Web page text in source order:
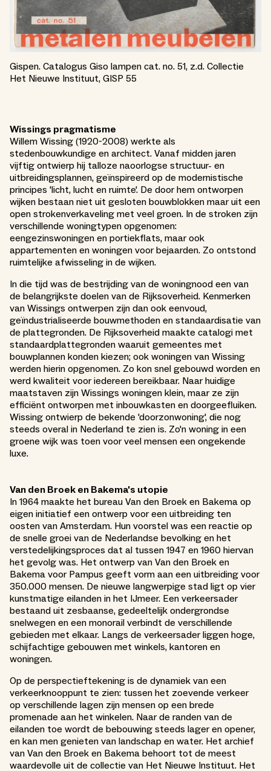
Gispen. Catalogus Giso lampen cat. no. 51, z.d. Collectie
Het Nieuwe Instituut, GISP 55
Wissings pragmatisme
Willem Wissing (1920-2008) werkte als
stedenbouwkundige en architect. Vanaf midden jaren
vijftig ontwierp hij talloze naoorlogse structuur- en
uitbreidingsplannen, geïnspireerd op de modernistische
principes 'licht, lucht en ruimte'. De door hem ontworpen
wijken bestaan niet uit gesloten bouwblokken maar uit een
open strokenverkaveling met veel groen. In de stroken zijn
verschillende woningtypen opgenomen:
eengezinswoningen en portiekflats, maar ook
appartementen en woningen voor bejaarden. Zo ontstond
ruimtelijke afwisseling in de wijken.
In die tijd was de bestrijding van de woningnood een van
de belangrijkste doelen van de Rijksoverheid. Kenmerken
van Wissings ontwerpen zijn dan ook eenvoud,
geïndustrialiseerde bouwmethoden en standaardisatie van
de plattegronden. De Rijksoverheid maakte catalogi met
standaardplattegronden waaruit gemeentes met
bouwplannen konden kiezen; ook woningen van Wissing
werden hierin opgenomen. Zo kon snel gebouwd worden en
werd kwaliteit voor iedereen bereikbaar. Naar huidige
maatstaven zijn Wissings woningen klein, maar ze zijn
efficiënt ontworpen met inbouwkasten en doorgeefluiken.
Wissing ontwierp de bekende 'doorzonwoning', die nog
steeds overal in Nederland te zien is. Zo'n woning in een
groene wijk was toen voor veel mensen een ongekende
luxe.
Van den Broek en Bakema's utopie
In 1964 maakte het bureau Van den Broek en Bakema op
eigen initiatief een ontwerp voor een uitbreiding ten
oosten van Amsterdam. Hun voorstel was een reactie op
de snelle groei van de Nederlandse bevolking en het
verstedelijkingsproces dat al tussen 1947 en 1960 hiervan
het gevolg was. Het ontwerp van Van den Broek en
Bakema voor Pampus geeft vorm aan een uitbreiding voor
350.000 mensen. De nieuwe langwerpige stad ligt op vier
kunstmatige eilanden in het IJmeer. Een verkeersader
bestaand uit zesbaanse, gedeeltelijk ondergrondse
snelwegen en een monorail verbindt de verschillende
gebieden met elkaar. Langs de verkeersader liggen hoge,
schijfachtige gebouwen met winkels, kantoren en
woningen.
Op de perspectieftekening is de dynamiek van een
verkeerknooppunt te zien: tussen het zoevende verkeer
op verschillende lagen zijn mensen op een brede
promenade aan het winkelen. Naar de randen van de
eilanden toe wordt de bebouwing steeds lager en opener,
en kan men genieten van landschap en water. Het archief
van Van den Broek en Bakema behoort tot de meest
waardevolle uit de collectie van Het Nieuwe Instituut. Het